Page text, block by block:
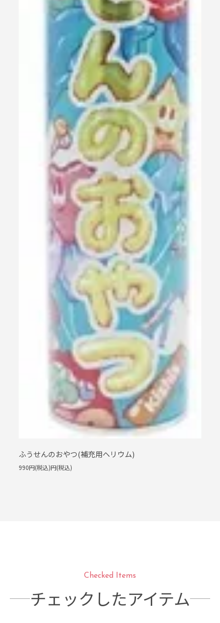
ふうせんのおやつ(補充用ヘリウム)
990円(税込)円(税込)
Checked Items
チェックしたアイテム